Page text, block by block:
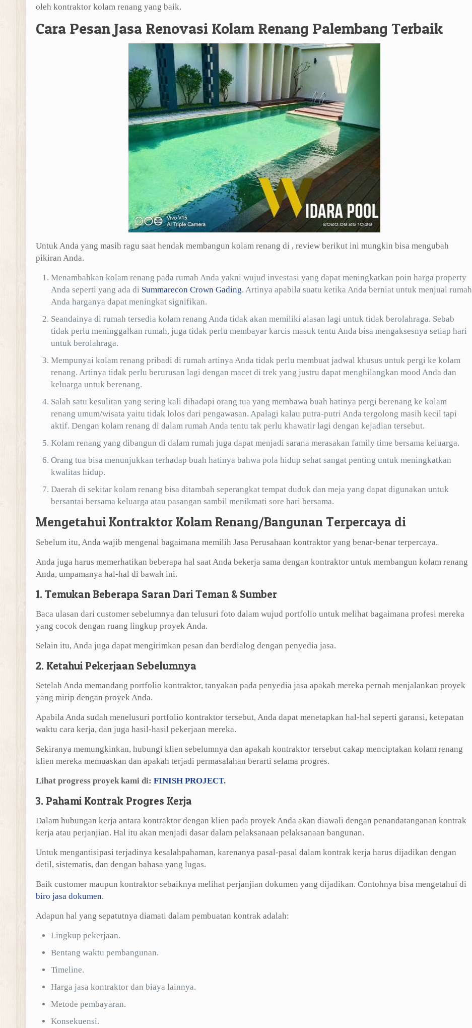
oleh kontraktor kolam renang yang baik.
Cara Pesan Jasa Renovasi Kolam Renang Palembang Terbaik
Untuk Anda yang masih ragu saat hendak membangun kolam renang di , review berikut ini mungkin bisa mengubah
pikiran Anda.
Menambahkan kolam renang pada rumah Anda yakni wujud investasi yang dapat meningkatkan poin harga property
Anda seperti yang ada di Summarecon Crown Gading. Artinya apabila suatu ketika Anda berniat untuk menjual rumah
Anda harganya dapat meningkat signifikan.
Seandainya di rumah tersedia kolam renang Anda tidak akan memiliki alasan lagi untuk tidak berolahraga. Sebab
tidak perlu meninggalkan rumah, juga tidak perlu membayar karcis masuk tentu Anda bisa mengaksesnya setiap hari
untuk berolahraga.
Mempunyai kolam renang pribadi di rumah artinya Anda tidak perlu membuat jadwal khusus untuk pergi ke kolam
renang. Artinya tidak perlu berurusan lagi dengan macet di trek yang justru dapat menghilangkan mood Anda dan
keluarga untuk berenang.
Salah satu kesulitan yang sering kali dihadapi orang tua yang membawa buah hatinya pergi berenang ke kolam
renang umum/wisata yaitu tidak lolos dari pengawasan. Apalagi kalau putra-putri Anda tergolong masih kecil tapi
aktif. Dengan kolam renang di dalam rumah Anda tentu tak perlu khawatir lagi dengan kejadian tersebut.
Kolam renang yang dibangun di dalam rumah juga dapat menjadi sarana merasakan family time bersama keluarga.
Orang tua bisa menunjukkan terhadap buah hatinya bahwa pola hidup sehat sangat penting untuk meningkatkan
kwalitas hidup.
Daerah di sekitar kolam renang bisa ditambah seperangkat tempat duduk dan meja yang dapat digunakan untuk
bersantai bersama keluarga atau pasangan sambil menikmati sore hari bersama.
Mengetahui Kontraktor Kolam Renang/Bangunan Terpercaya di
Sebelum itu, Anda wajib mengenal bagaimana memilih Jasa Perusahaan kontraktor yang benar-benar terpercaya.
Anda juga harus memerhatikan beberapa hal saat Anda bekerja sama dengan kontraktor untuk membangun kolam renang
Anda, umpamanya hal-hal di bawah ini.
1. Temukan Beberapa Saran Dari Teman & Sumber
Baca ulasan dari customer sebelumnya dan telusuri foto dalam wujud portfolio untuk melihat bagaimana profesi mereka
yang cocok dengan ruang lingkup proyek Anda.
Selain itu, Anda juga dapat mengirimkan pesan dan berdialog dengan penyedia jasa.
2. Ketahui Pekerjaan Sebelumnya
Setelah Anda memandang portfolio kontraktor, tanyakan pada penyedia jasa apakah mereka pernah menjalankan proyek
yang mirip dengan proyek Anda.
Apabila Anda sudah menelusuri portfolio kontraktor tersebut, Anda dapat menetapkan hal-hal seperti garansi, ketepatan
waktu cara kerja, dan juga hasil-hasil pekerjaan mereka.
Sekiranya memungkinkan, hubungi klien sebelumnya dan apakah kontraktor tersebut cakap menciptakan kolam renang
klien mereka memuaskan dan apakah terjadi permasalahan berarti selama progres.
Lihat progress proyek kami di: FINISH PROJECT.
3. Pahami Kontrak Progres Kerja
Dalam hubungan kerja antara kontraktor dengan klien pada proyek Anda akan diawali dengan penandatanganan kontrak
kerja atau perjanjian. Hal itu akan menjadi dasar dalam pelaksanaan pelaksanaan bangunan.
Untuk mengantisipasi terjadinya kesalahpahaman, karenanya pasal-pasal dalam kontrak kerja harus dijadikan dengan
detil, sistematis, dan dengan bahasa yang lugas.
Baik customer maupun kontraktor sebaiknya melihat perjanjian dokumen yang dijadikan. Contohnya bisa mengetahui di
biro jasa dokumen.
Adapun hal yang sepatutnya diamati dalam pembuatan kontrak adalah:
Lingkup pekerjaan.
Bentang waktu pembangunan.
Timeline.
Harga jasa kontraktor dan biaya lainnya.
Metode pembayaran.
Konsekuensi.